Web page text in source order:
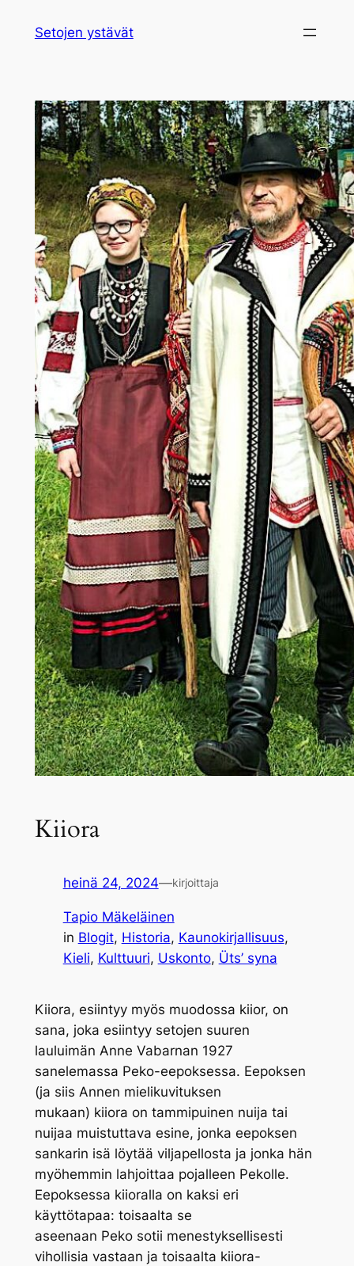
sisältöön
Setojen ystävät
Kiiora
heinä 24, 2024—kirjoittaja
Tapio Mäkeläinen
in Blogit, Historia, Kaunokirjallisuus
Kieli, Kulttuuri, Uskonto, Üts’ syna
Kiiora, esiintyy myös muodossa kiior, on
sana, joka esiintyy setojen suuren
lauluimän Anne Vabarnan 1927
sanelemassa Peko-eepoksessa. Eepoksen
(ja siis Annen mielikuvituksen
mukaan) kiiora on tammipuinen nuija tai
nuijaa muistuttava esine, jonka eepoksen
sankarin isä löytää viljapellosta ja jonka hän
myöhemmin lahjoittaa pojalleen Pekolle.
Eepoksessa kiioralla on kaksi eri
käyttötapaa: toisaalta se
aseenaan Peko sotii menestyksellisesti
vihollisia vastaan ja toisaalta kiiora-